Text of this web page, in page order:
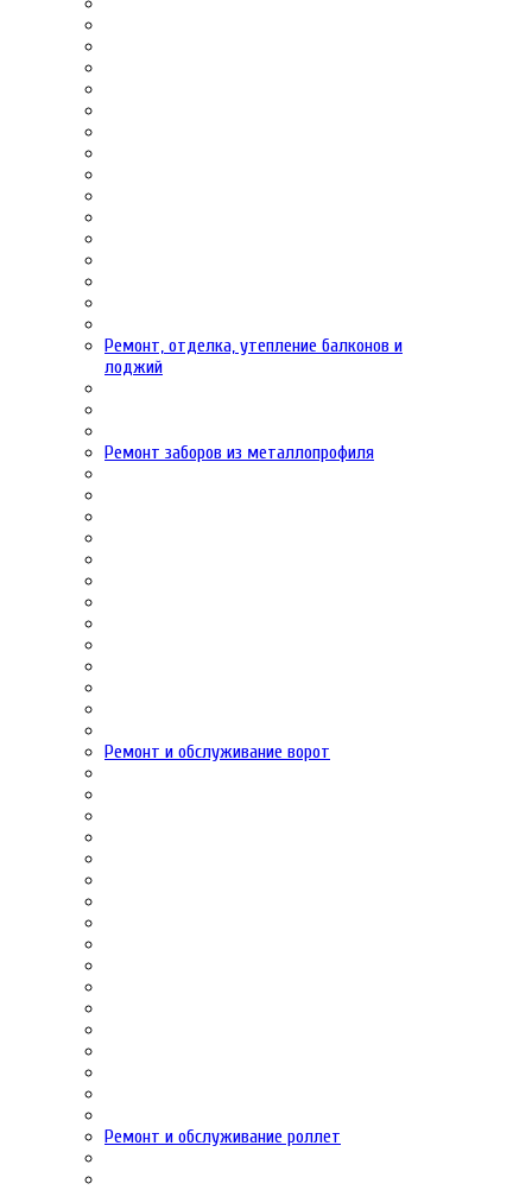
Ремонт, отделка, утепление балконов и
лоджий
Ремонт заборов из металлопрофиля
Ремонт и обслуживание ворот
Ремонт и обслуживание роллет